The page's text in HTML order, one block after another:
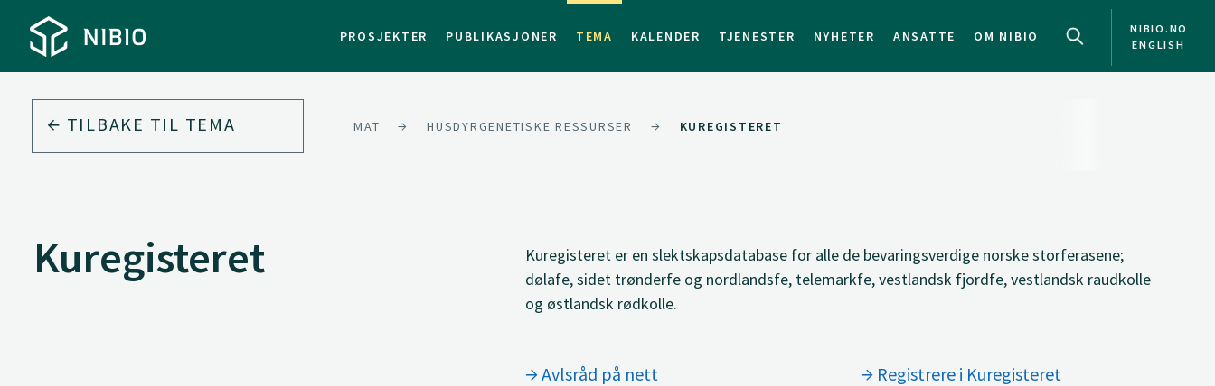
PROSJEKTER PUBLIKASJONER TEMA KALENDER TJENESTER NYHETER ANSATTE OM NIBIO
NIBIO.NO
ENGLISH
TILBAKE TIL TEMA MAT HUSDYRGENETISKE RESSURSER KUREGISTERET
Kuregisteret
Kuregisteret er en slektskapsdatabase for alle de bevaringsverdige norske storferasene;
dølafe, sidet trønderfe og nordlandsfe, telemarkfe, vestlandsk fjordfe, vestlandsk raudkolle
og østlandsk rødkolle.
Avlsråd på nett
Registrere i Kuregisteret